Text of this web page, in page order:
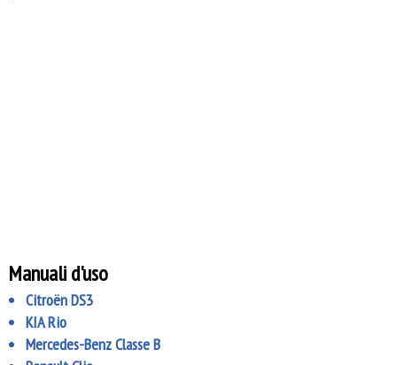
Manuali d'uso
Citroën DS3
KIA Rio
Mercedes-Benz Classe B